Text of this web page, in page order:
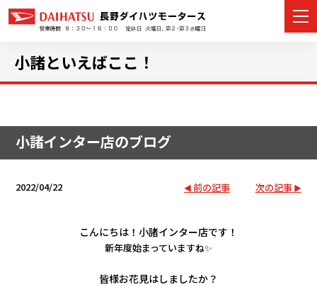
店舗情報
ご購入者サポート
小諸といえばここ！
小諸インター店のブログ
2022/04/22 前の記事 次の記事
こんにちは！小諸インター店です！
新年度始まっていますね✨
皆様お花見はしましたか？